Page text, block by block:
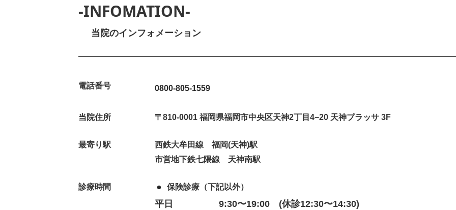
-INFOMATION-
当院のインフォメーション
電話番号 0800-805-1559
当院住所 〒810-0001 福岡県福岡市中央区天神2丁目4−20 天神プラッサ 3F
最寄り駅
西鉄大牟田線 福岡(天神)駅
市営地下鉄七隈線 天神南駅
診療時間 保険診療（下記以外）
平日
9:30〜19:00 (休診12:30〜14:30)